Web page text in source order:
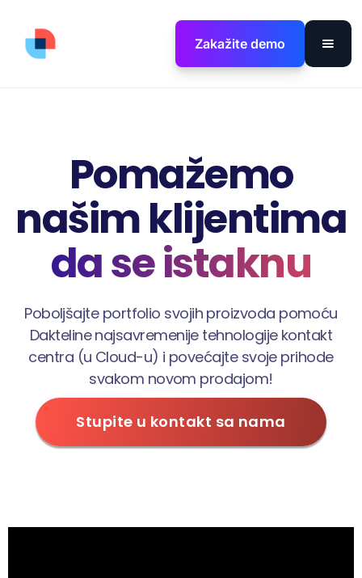
Zakažite demo
Pomažemo
našim klijentima
da se istaknu
Poboljšajte portfolio svojih proizvoda pomoću
Dakteline najsavremenije tehnologije kontakt
centra (u Cloud-u) i povećajte svoje prihode
svakom novom prodajom!
Stupite u kontakt sa nama